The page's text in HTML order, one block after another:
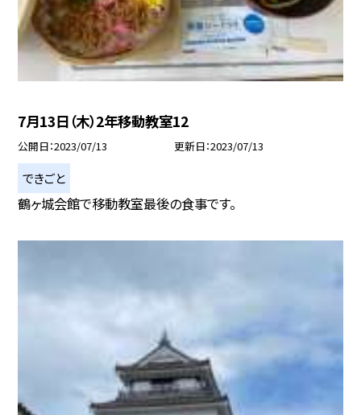
7月13日（木）2年移動教室12
公開日 2023/07/13 更新日 2023/07/13
できごと
鶴ヶ城会館で移動教室最後の食事です。